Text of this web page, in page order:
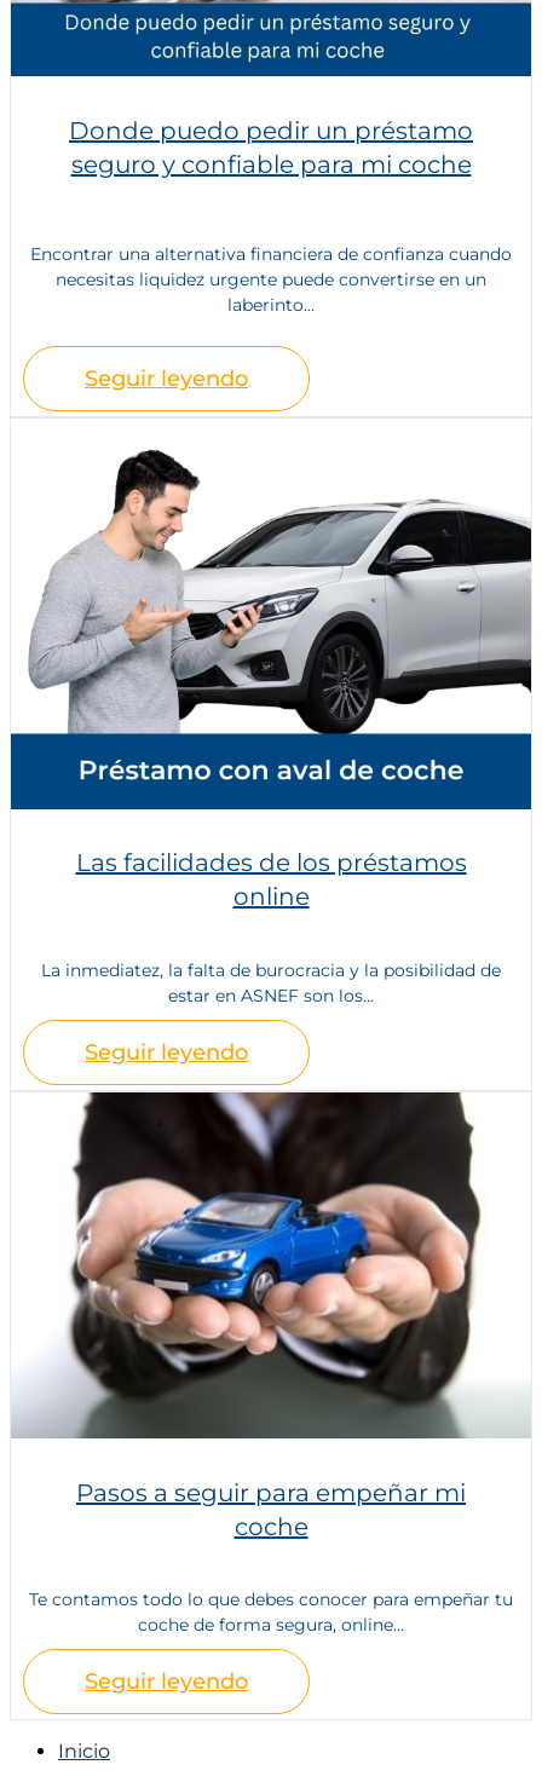
Donde puedo pedir un préstamo
seguro y confiable para mi coche
Encontrar una alternativa financiera de confianza cuando
necesitas liquidez urgente puede convertirse en un
laberinto...
Seguir leyendo
Las facilidades de los préstamos
online
La inmediatez, la falta de burocracia y la posibilidad de
estar en ASNEF son los...
Seguir leyendo
Pasos a seguir para empeñar mi
coche
Te contamos todo lo que debes conocer para empeñar tu
coche de forma segura, online...
Seguir leyendo
Inicio